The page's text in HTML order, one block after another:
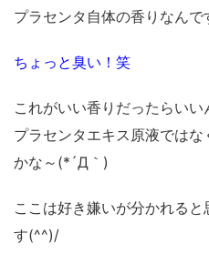
プラセンタ自体の香りなんで
ちょっと臭い！笑
これがいい香りだったらい
プラセンタエキス原液では
かな～(*´Д｀)
ここは好き嫌いが分かれる
す(^^)/